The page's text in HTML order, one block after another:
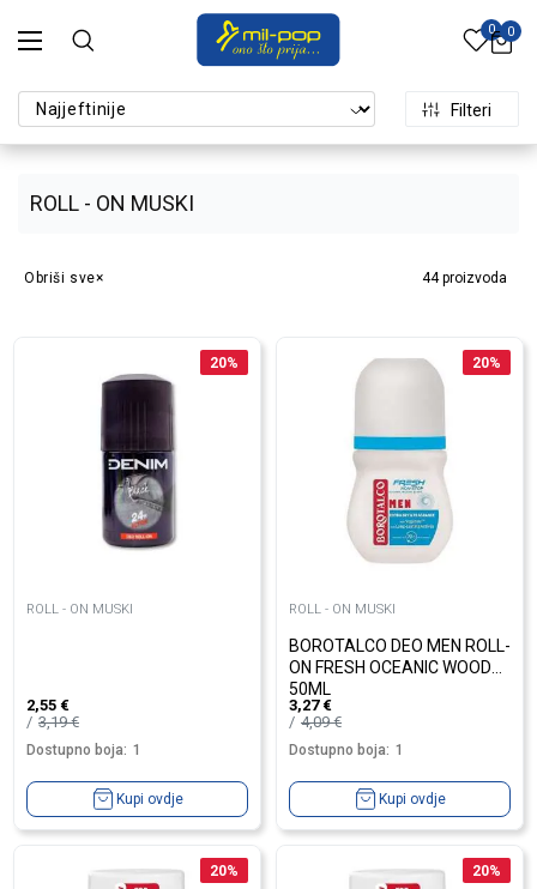
0 0
ROLL - ON MUSKI
Filteri
44proizvoda
Obriši sve
20%
ROLL - ON MUSKI
2,55 €
3,19€
Dostupno boja: 1
Kupi ovdje
20%
ROLL - ON MUSKI
BOROTALCO DEO MEN ROLL-
ON FRESH OCEANIC WOODS
50ML
3,27 €
4,09€
Dostupno boja: 1
Kupi ovdje
20% 20%